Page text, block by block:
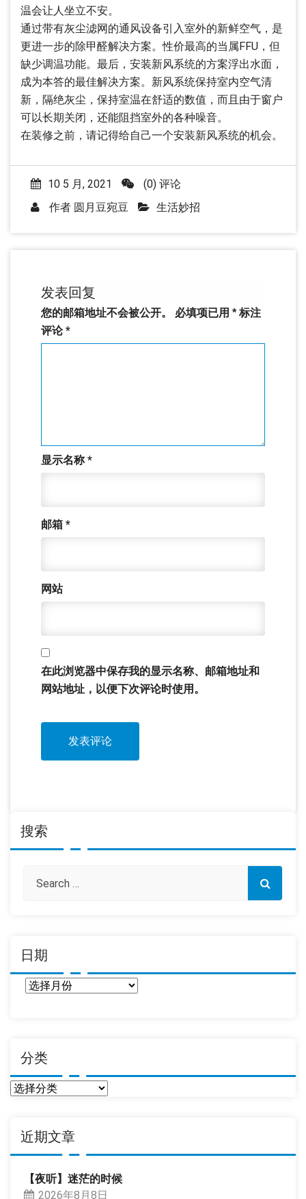
温会让人坐立不安。
通过带有灰尘滤网的通风设备引入室外的新鲜空气，是
更进一步的除甲醛解决方案。性价最高的当属FFU，但
缺少调温功能。最后，安装新风系统的方案浮出水面，
成为本答的最佳解决方案。新风系统保持室内空气清
新，隔绝灰尘，保持室温在舒适的数值，而且由于窗户
可以长期关闭，还能阻挡室外的各种噪音。
在装修之前，请记得给自己一个安装新风系统的机会。
10 5 月, 2021
(0) 评论
作者 圆月豆宛豆 生活妙招
发表回复
您的邮箱地址不会被公开。 必填项已用 * 标注
评论*
显示名称*
邮箱 *
网站
在此浏览器中保存我的显示名称、邮箱地址和
网站地址，以便下次评论时使用。
搜索
日期
分类
分
近期文章
【夜听】迷茫的时候
2026年8月8日